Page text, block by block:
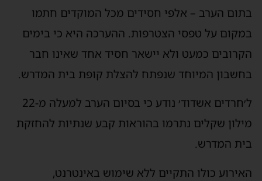
בתום הערב – אלפי חסידים מכל המוקדים חתמו
במקום על טפסי הצטרפות. ההערכה היא כי בימים
הקרובים כמעט ולא יישאר חסיד אחד שאינו חבר
בחשבון המיוחד שנפתח להצלת קופת בית המדרש.
ל׳חרדים אשדוד׳ נודע כי בסיום הערב למעלה מ-22
מילון שקלים נתרמו בהוראות קבע שנתיות להחזקת
בית המדרש.
האירוע כולו התקיים ללא שימוש באינטרנט,